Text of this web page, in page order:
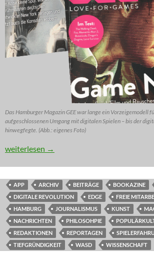
Das Hamburger Magazin GEE war lange ein Vorzeigemodell
aufgeschlossenen Umgang mit digitalen Spielen – bis der
hinwegfegte. (Abb.: eigenes Foto)
KOMMENTAR: Gibt’s das auch als Film?
weiterlesen →
APP ARCHIV BEITRÄGE BOOKAZINE
DIGITALE REVOLUTION
EDGE FREIE
HAMBURG
JOURNALISMUS KUNST
NACHRICHTEN
PHILOSOHPIE
REDAKTIONEN
REPORTAGEN
TIEFGRÜNDIGKEIT
WASD WISSENSCHAFT